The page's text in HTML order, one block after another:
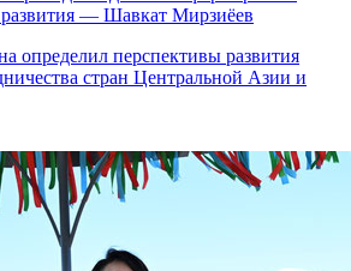
развития — Шавкат Мирзиёев
определил перспективы развития
стран Центральной Азии и